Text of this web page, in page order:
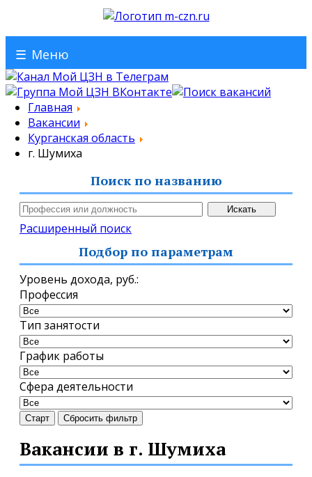
☰ Меню
Главная
Вакансии
Курганская область
г. Шумиха
Поиск по названию
Расширенный поиск
Подбор по параметрам
Уровень дохода, руб.:
Профессия
Тип занятости
График работы
Сфера деятельности
Старт Сбросить фильтр
Вакансии в г. Шумиха